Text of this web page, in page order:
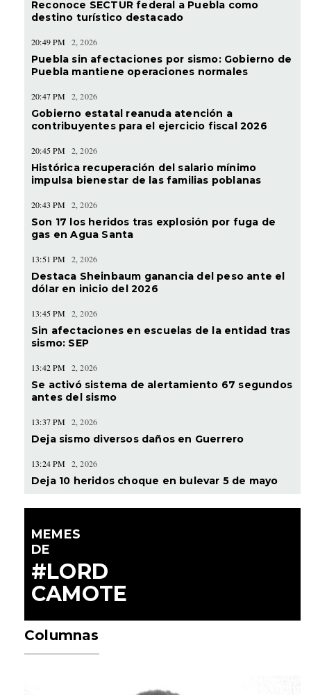
Reconoce SECTUR federal a Puebla como
destino turístico destacado
20:49 PM 2, 2026
Puebla sin afectaciones por sismo: Gobierno de
Puebla mantiene operaciones normales
20:47 PM 2, 2026
Gobierno estatal reanuda atención a
contribuyentes para el ejercicio fiscal 2026
20:45 PM 2, 2026
Histórica recuperación del salario mínimo
impulsa bienestar de las familias poblanas
20:43 PM 2, 2026
Son 17 los heridos tras explosión por fuga de
gas en Agua Santa
13:51 PM 2, 2026
Destaca Sheinbaum ganancia del peso ante el
dólar en inicio del 2026
13:45 PM 2, 2026
Sin afectaciones en escuelas de la entidad tras
sismo: SEP
13:42 PM 2, 2026
Se activó sistema de alertamiento 67 segundos
antes del sismo
13:37 PM 2, 2026
Deja sismo diversos daños en Guerrero
13:24 PM 2, 2026
Deja 10 heridos choque en bulevar 5 de mayo
MEMES
DE
#LORD
CAMOTE
Columnas